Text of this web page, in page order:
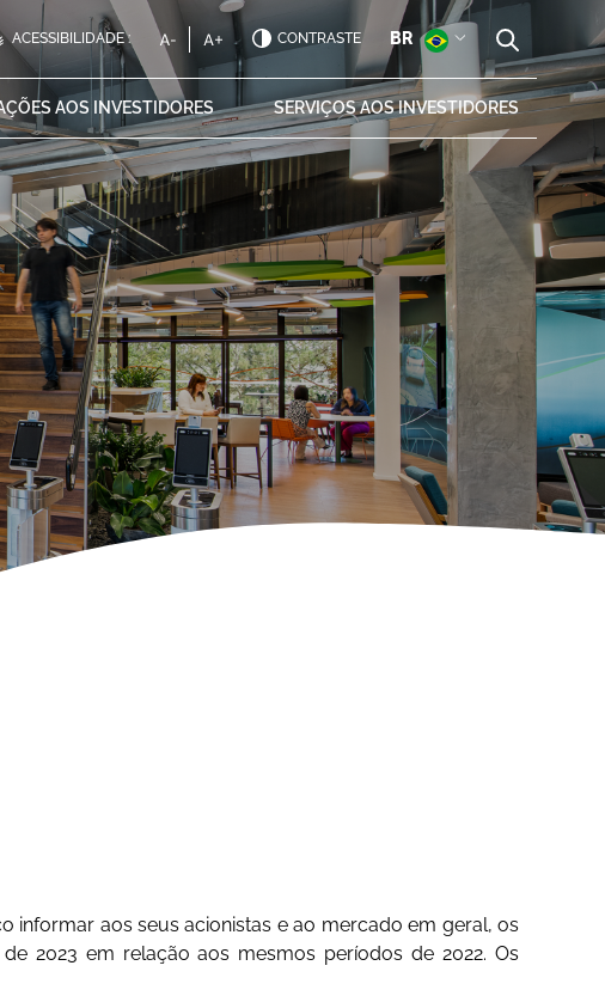
ACESSIBILIDADE : CONTRASTE BR
AOS INVESTIDORES SERVIÇOS AOSINVESTIDORES
informar aos seus acionistas e ao mercado em geral, os
2023 em relação aos mesmos períodos de 2022. Os